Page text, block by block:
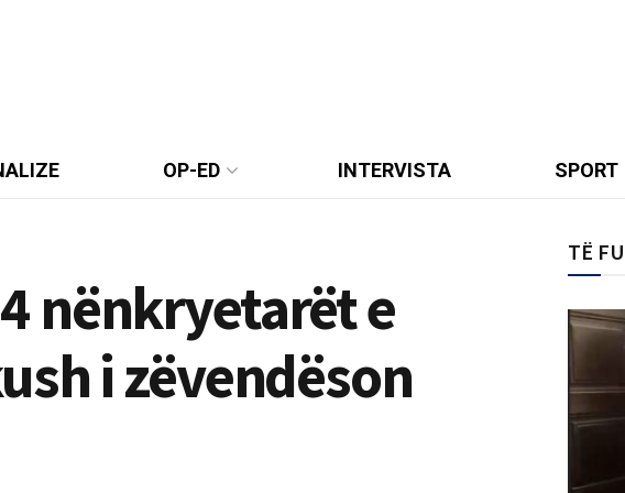
OP-ED INTERVISTA SPORT
nënkryetarët e
i zëvendëson
TË